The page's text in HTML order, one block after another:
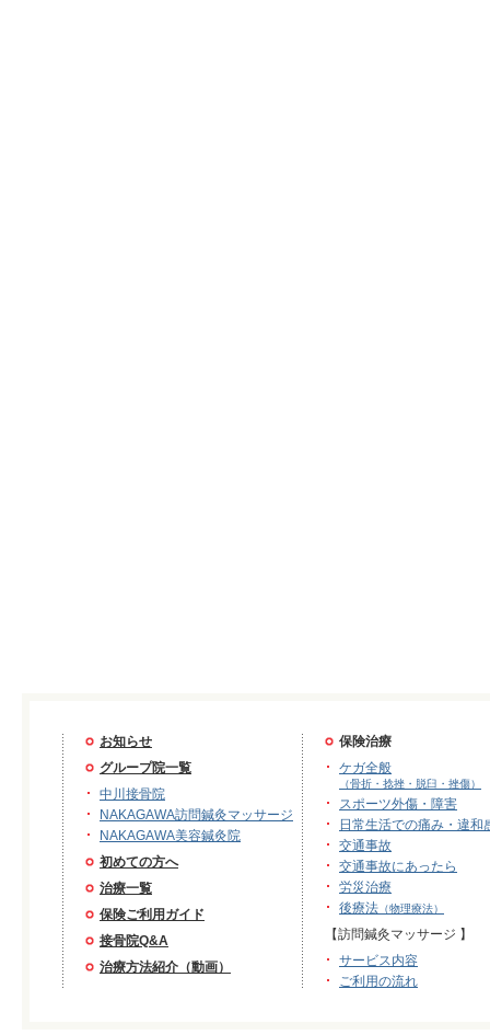
お知らせ
グループ院一覧
中川接骨院
NAKAGAWA訪問鍼灸マッサージ
NAKAGAWA美容鍼灸院
初めての方へ
治療一覧
保険ご利用ガイド
接骨院Q&A
治療方法紹介（動画）
保険治療
ケガ全般
（骨折・捻挫・脱臼・挫傷）
スポーツ外傷・障害
日常生活での痛み・違和
交通事故
交通事故にあったら
労災治療
後療法 （物理療法）
【訪問鍼灸マッサージ 】
サービス内容
ご利用の流れ